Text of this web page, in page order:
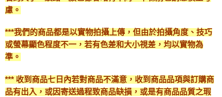
慮。
***我們的商品都是以實物拍攝上傳，但由於拍攝角度、技巧
或螢幕顯色程度不一，若有色差和大小視差，均以實物為
準。
*** 收到商品七日內若對商品不滿意，收到商品品項與訂購商
品有出入，或因寄送過程致商品缺損，或是有商品品質之瑕